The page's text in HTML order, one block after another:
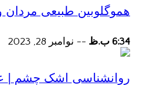
هموگلوبین طبیعی مردان
6:34 ب.ظ -- نوامبر 28, 2023
روانشناسی اشک چشم |